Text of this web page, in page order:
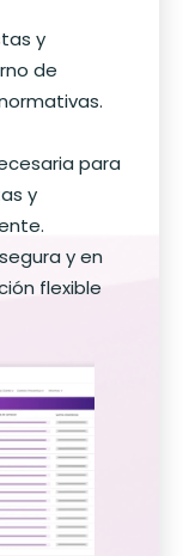
y
de
para
y
y en
flexible